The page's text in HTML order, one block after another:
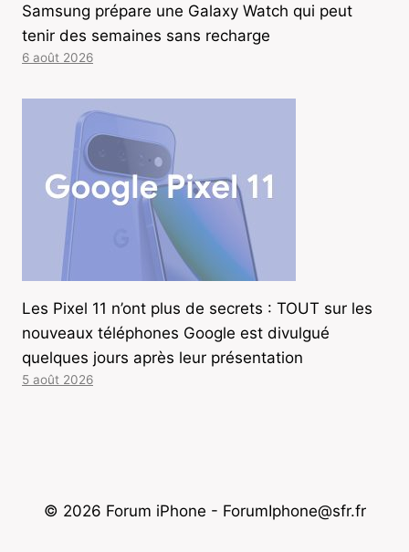
Samsung prépare une Galaxy Watch qui peut
tenir des semaines sans recharge
6 août 2026
Les Pixel 11 n’ont plus de secrets : TOUT sur les
nouveaux téléphones Google est divulgué
quelques jours après leur présentation
5 août 2026
© 2026 Forum iPhone - ForumIphone@sfr.fr